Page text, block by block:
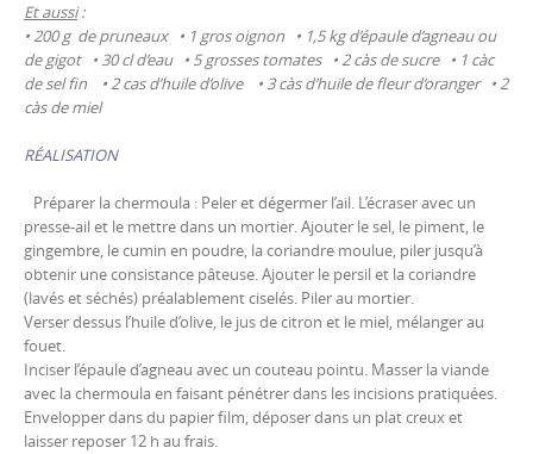
Et aussi:
• 200 g de pruneaux • 1 gros oignon • 1,5 kg d’épaule d’agneau ou
de gigot • 30 cl d’eau • 5 grosses tomates • 2 càs de sucre • 1 càc
de sel fin • 2 cas d’huile d’olive • 3 càs d’huile de fleur d’oranger • 2
càs de miel
RÉALISATION
Préparer la chermoula : Peler et dégermer l’ail. L’écraser avec un
presse-ail et le mettre dans un mortier. Ajouter le sel, le piment, le
gingembre, le cumin en poudre, la coriandre moulue, piler jusqu’à
obtenir une consistance pâteuse. Ajouter le persil et la coriandre
(lavés et séchés) préalablement ciselés. Piler au mortier.
Verser dessus l’huile d’olive, le jus de citron et le miel, mélanger au
fouet.
Inciser l’épaule d’agneau avec un couteau pointu. Masser la viande
avec la chermoula en faisant pénétrer dans les incisions pratiquées.
Envelopper dans du papier film, déposer dans un plat creux et
laisser reposer 12 h au frais.